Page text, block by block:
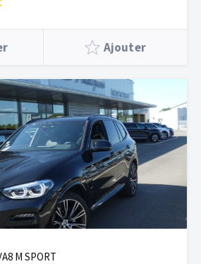
Ajouter
M SPORT